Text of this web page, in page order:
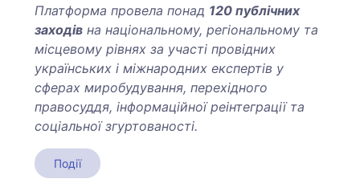
Платформа провела понад 120 публічних
заходів на національному, регіональному та
місцевому рівнях за участі провідних
українських і міжнародних експертів у
сферах миробудування, перехідного
правосуддя, інформаційної реінтеграції та
соціальної згуртованості.
Події